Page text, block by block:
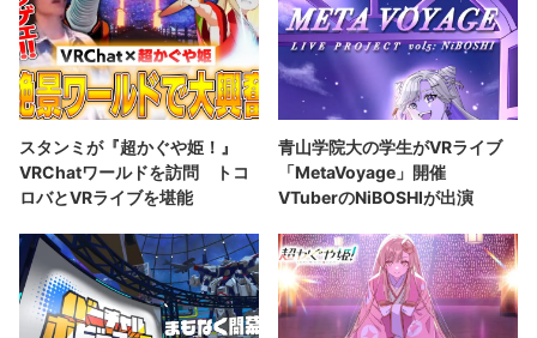
スタンミが『超かぐや姫！』
VRChatワールドを訪問 トコ
ロバとVRライブを堪能
青山学院大の学生がVRライブ
「MetaVoyage」開催
VTuberのNiBOSHIが出演